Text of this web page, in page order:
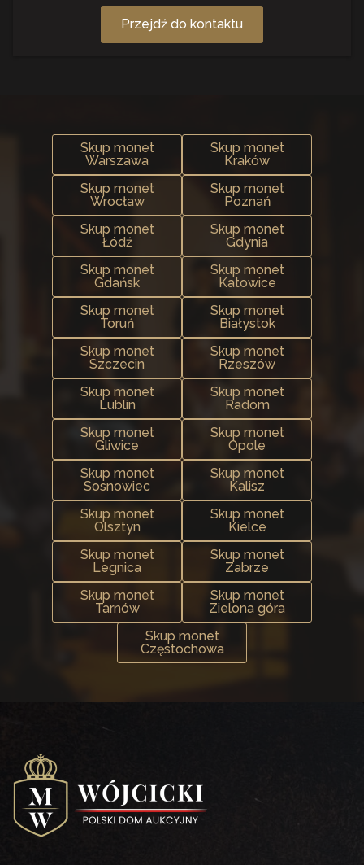
Przejdź do kontaktu
Skup monet
Warszawa
Skup monet
Kraków
Skup monet
Wrocław
Skup monet
Poznań
Skup monet
Łódź
Skup monet
Gdynia
Skup monet
Gdańsk
Skup monet
Katowice
Skup monet
Toruń
Skup monet
Białystok
Skup monet
Szczecin
Skup monet
Rzeszów
Skup monet
Lublin
Skup monet
Radom
Skup monet
Gliwice
Skup monet
Opole
Skup monet
Sosnowiec
Skup monet
Kalisz
Skup monet
Olsztyn
Skup monet
Kielce
Skup monet
Legnica
Skup monet
Zabrze
Skup monet
Tarnów
Skup monet
Zielona góra
Skup monet
Częstochowa